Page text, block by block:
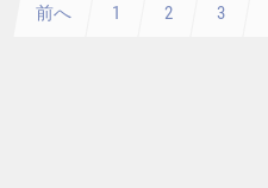
前へ 1 2 3